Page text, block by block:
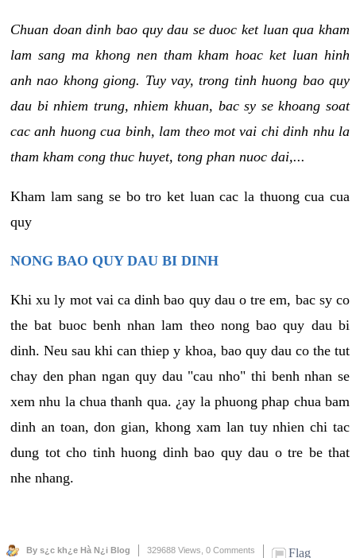
Chuan doan dinh bao quy dau se duoc ket luan qua kham
lam sang ma khong nen tham kham hoac ket luan hinh
anh nao khong giong. Tuy vay, trong tinh huong bao quy
dau bi nhiem trung, nhiem khuan, bac sy se khoang soat
cac anh huong cua binh, lam theo mot vai chi dinh nhu la
tham kham cong thuc huyet, tong phan nuoc dai,...
Kham lam sang se bo tro ket luan cac la thuong cua cua
quy
NONG BAO QUY DAU BI DINH
Khi xu ly mot vai ca dinh bao quy dau o tre em, bac sy co
the bat buoc benh nhan lam theo nong bao quy dau bi
dinh. Neu sau khi can thiep y khoa, bao quy dau co the tut
chay den phan ngan quy dau "cau nho" thi benh nhan se
xem nhu la chua thanh qua. ¿ay la phuong phap chua bam
dinh an toan, don gian, khong xam lan tuy nhien chi tac
dung tot cho tinh huong dinh bao quy dau o tre be that
nhe nhang.
By s¿c kh¿e Hà N¿i Blog 329688 Views, 0 Comments Flag